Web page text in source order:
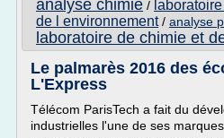
analyse chimie /
de l environnement/ analyse
laboratoire de chimie et
Le palmarès 2016 des
L'Express
Télécom ParisTech a fait du
industrielles l'une de ses